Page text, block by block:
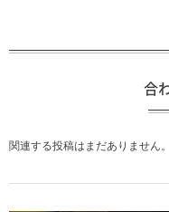
合
関連する投稿はまだありません。